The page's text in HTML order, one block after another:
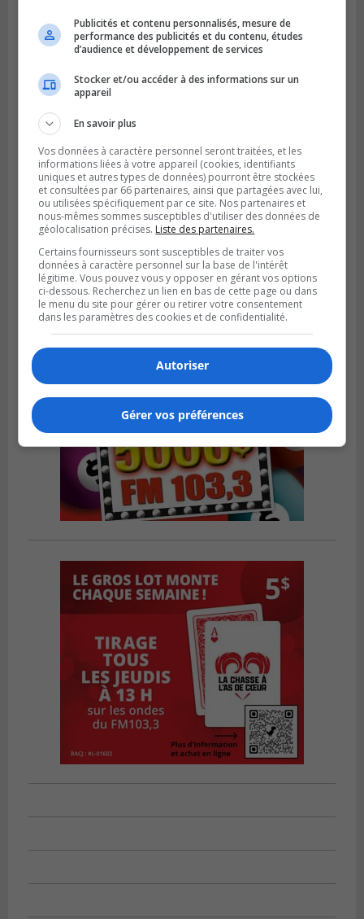
Saint-Philippe
Plus de 400 jobs d’été disponibles à
Brossard
Publicités et contenu personnalisés, mesure de
performance des publicités et du contenu, études
d’audience et développement de services
Stocker et/ou accéder à des informations sur un
appareil
En savoir plus
Vos données à caractère personnel seront traitées, et les
informations liées à votre appareil (cookies, identifiants
uniques et autres types de données) pourront être stockées
et consultées par 66 partenaires, ainsi que partagées avec lui,
ou utilisées spécifiquement par ce site. Nos partenaires et
nous-mêmes sommes susceptibles d'utiliser des données de
géolocalisation précises. Liste des partenaires.
Certains fournisseurs sont susceptibles de traiter vos
données à caractère personnel sur la base de l'intérêt
légitime. Vous pouvez vous y opposer en gérant vos options
ci-dessous. Recherchez un lien en bas de cette page ou dans
le menu du site pour gérer ou retirer votre consentement
dans les paramètres des cookies et de confidentialité.
Autoriser
Gérer vos préférences